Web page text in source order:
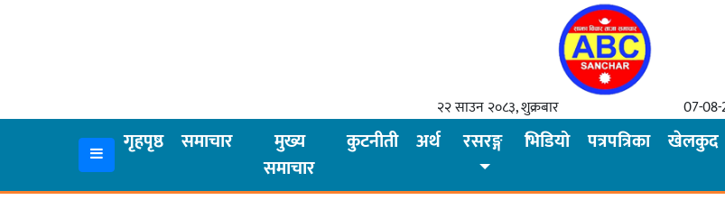
२२ साउन २०८३, शुक्रबार 07-
गृहपृष्ठ समाचार
मुख्य
समाचार
कुटनीती अर्थ रसरङ्ग भिडियो पत्रपत्रिका खेलकुद
समाचार